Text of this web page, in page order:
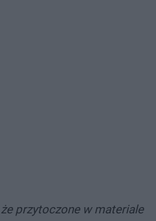
przytoczone w materiale